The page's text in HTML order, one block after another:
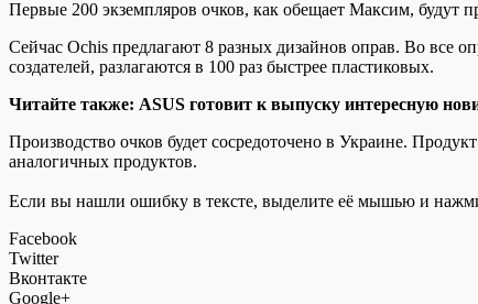
Первые 200 экземпляров очков, как обещает Максим, будут
Сейчас Ochis предлагают 8 разных дизайнов оправ. Во все
создателей, разлагаются в 100 раз быстрее пластиковых.
Читайте также: ASUS готовит к выпуску интересную
Производство очков будет сосредоточено в Украине.
аналогичных продуктов.
Если вы нашли ошибку в тексте, выделите её мышью и
Facebook
Twitter
Вконтакте
Google+